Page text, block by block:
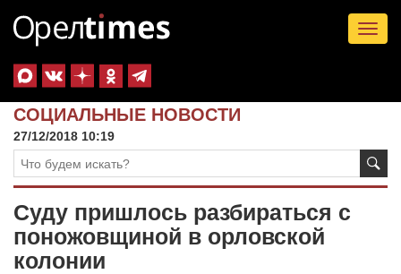
СОЦИАЛЬНЫЕ НОВОСТИ
27/12/2018 10:19
Суду пришлось разбираться с
поножовщиной в орловской
колонии